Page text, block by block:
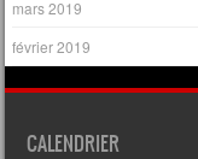
mars 2019
février 2019
CALENDRIER